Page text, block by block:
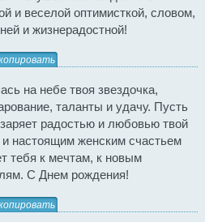
и веселой оптимисткой, словом,
и жизнерадостной!
на небе твоя звездочка,
таланты и удачу. Пусть
радостью и любовью твой
настоящим женским счастьем
тебя к мечтам, к новым
С Днем рождения!